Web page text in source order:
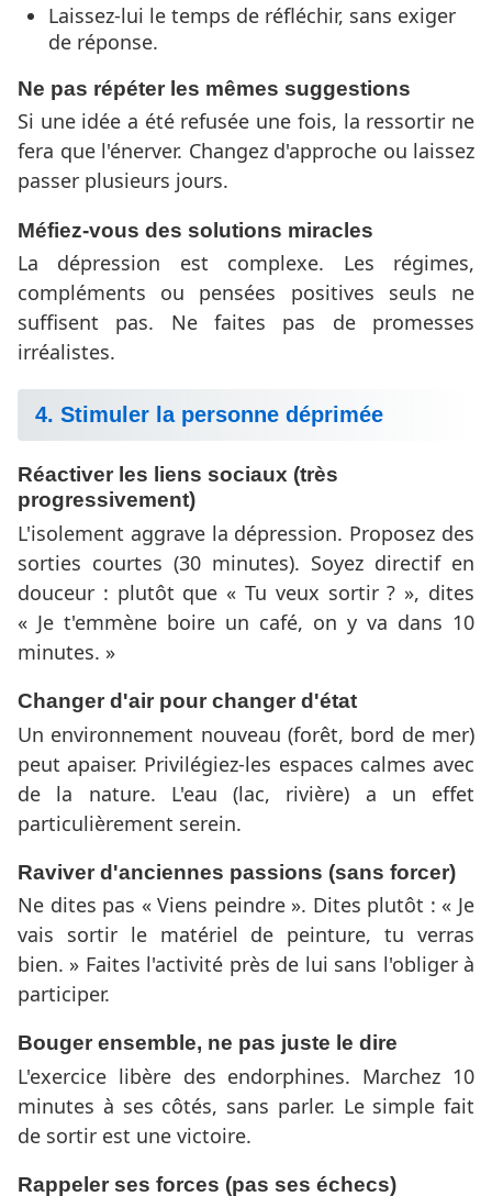
Laissez-lui le temps de réfléchir, sans exiger
de réponse.
Ne pas répéter les mêmes suggestions
Si une idée a été refusée une fois, la ressortir ne
fera que l'énerver. Changez d'approche ou laissez
passer plusieurs jours.
Méfiez-vous des solutions miracles
La dépression est complexe. Les régimes,
compléments ou pensées positives seuls ne
suffisent pas. Ne faites pas de promesses
irréalistes.
4. Stimuler la personne déprimée
Réactiver les liens sociaux (très
progressivement)
L'isolement aggrave la dépression. Proposez des
sorties courtes (30 minutes). Soyez directif en
douceur : plutôt que « Tu veux sortir ? », dites
« Je t'emmène boire un café, on y va dans 10
minutes. »
Changer d'air pour changer d'état
Un environnement nouveau (forêt, bord de mer)
peut apaiser. Privilégiez-les espaces calmes avec
de la nature. L'eau (lac, rivière) a un effet
particulièrement serein.
Raviver d'anciennes passions (sans forcer)
Ne dites pas « Viens peindre ». Dites plutôt : « Je
vais sortir le matériel de peinture, tu verras
bien. » Faites l'activité près de lui sans l'obliger à
participer.
Bouger ensemble, ne pas juste le dire
L'exercice libère des endorphines. Marchez 10
minutes à ses côtés, sans parler. Le simple fait
de sortir est une victoire.
Rappeler ses forces (pas ses échecs)